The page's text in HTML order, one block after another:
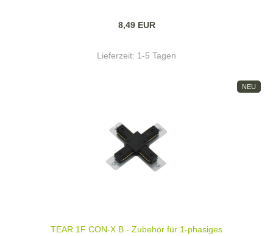
8,49 EUR
Lieferzeit: 1-5 Tagen
NEU
TEAR 1F CON-X B - Zubehör für 1-phasiges